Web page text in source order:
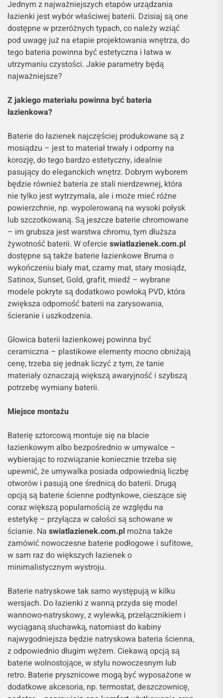
Jednym z najważniejszych etapów urządzania
łazienki jest wybór właściwej baterii. Dzisiaj są one
dostępne w przeróżnych typach, co należy wziąć
pod uwagę już na etapie projektowania wnętrza, do
tego bateria powinna być estetyczna i łatwa w
utrzymaniu czystości. Jakie parametry będą
najważniejsze?
Z jakiego materiału powinna być bateria
łazienkowa?
Baterie do łazienek najczęściej produkowane są z
mosiądzu – jest to materiał trwały i odporny na
korozję, do tego bardzo estetyczny, idealnie
pasujący do eleganckich wnętrz. Dobrym wyborem
będzie również bateria ze stali nierdzewnej, która
nie tylko jest wytrzymała, ale i może mieć różne
powierzchnie, np. wypolerowaną na wysoki połysk
lub szczotkowaną. Są jeszcze baterie chromowane
– im grubsza jest warstwa chromu, tym dłuższa
żywotność baterii. W ofercie swiatlazienek.com.pl
dostępne są także baterie łazienkowe Bruma o
wykończeniu biały mat, czarny mat, stary mosiądz,
Satinox, Sunset, Gold, grafit, miedź – wybrane
modele pokryte są dodatkowo powłoką PVD, która
zwiększa odporność baterii na zarysowania,
ścieranie i uszkodzenia.
Głowica baterii łazienkowej powinna być
ceramiczna – plastikowe elementy mocno obniżają
cenę, trzeba się jednak liczyć z tym, że tanie
materiały oznaczają większą awaryjność i szybszą
potrzebę wymiany baterii.
Miejsce montażu
Baterię sztorcową montuje się na blacie
łazienkowym albo bezpośrednio w umywalce –
wybierając to rozwiązanie koniecznie trzeba się
upewnić, że umywalka posiada odpowiednią liczbę
otworów i pasują one średnicą do baterii. Drugą
opcją są baterie ścienne podtynkowe, cieszące się
coraz większą popularnością ze względu na
estetykę – przyłącza w całości są schowane w
ścianie. Na swiatlazienek.com.pl można także
zamówić nowoczesne baterie podłogowe i sufitowe,
w sam raz do większych łazienek o
minimalistycznym wystroju.
Baterie natryskowe tak samo występują w kilku
wersjach. Do łazienki z wanną przyda się model
wannowo-natryskowy, z wylewką, przełącznikiem i
wyciąganą słuchawką, natomiast do kabiny
najwygodniejsza będzie natryskowa bateria ścienna,
z odpowiednio długim wężem. Ciekawą opcją są
baterie wolnostojące, w stylu nowoczesnym lub
retro. Baterie prysznicowe mogą być wyposażone w
dodatkowe akcesoria, np. termostat, deszczownicę,